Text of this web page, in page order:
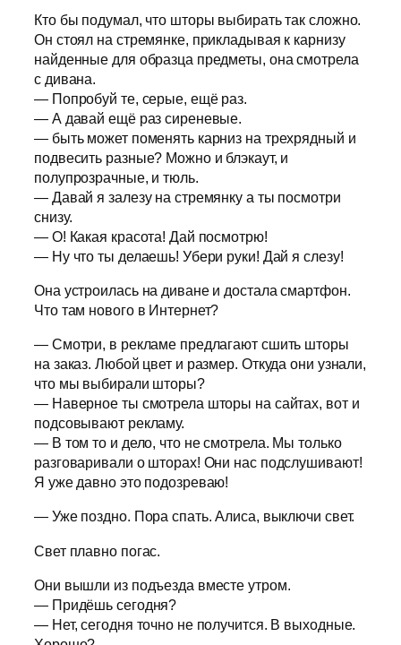
Кто бы подумал, что шторы выбирать так сложно.
Он стоял на стремянке, прикладывая к карнизу
найденные для образца предметы, она смотрела
с дивана.
— Попробуй те, серые, ещё раз.
— А давай ещё раз сиреневые.
— быть может поменять карниз на трехрядный и
подвесить разные? Можно и блэкаут, и
полупрозрачные, и тюль.
— Давай я залезу на стремянку а ты посмотри
снизу.
— О! Какая красота! Дай посмотрю!
— Ну что ты делаешь! Убери руки! Дай я слезу!
Она устроилась на диване и достала смартфон.
Что там нового в Интернет?
— Смотри, в рекламе предлагают сшить шторы
на заказ. Любой цвет и размер. Откуда они узнали,
что мы выбирали шторы?
— Наверное ты смотрела шторы на сайтах, вот и
подсовывают рекламу.
— В том то и дело, что не смотрела. Мы только
разговаривали о шторах! Они нас подслушивают!
Я уже давно это подозреваю!
— Уже поздно. Пора спать. Алиса, выключи свет.
Свет плавно погас.
Они вышли из подъезда вместе утром.
— Придёшь сегодня?
— Нет, сегодня точно не получится. В выходные.